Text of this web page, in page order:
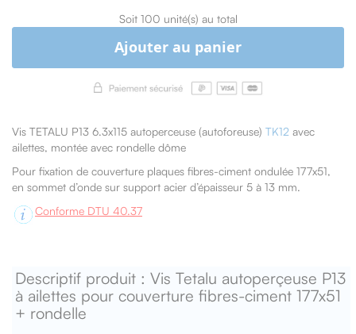
Soit 100 unité(s) au total
Ajouter au panier
Vis TETALU P13 6.3x115 autoperceuse (autoforeuse) TK12 avec
ailettes, montée avec rondelle dôme
Pour fixation de couverture plaques fibres-ciment ondulée 177x51,
en sommet d’onde sur support acier d’épaisseur 5 à 13 mm.
Conforme DTU 40.37
Descriptif produit : Vis Tetalu autoperçeuse P13
à ailettes pour couverture fibres-ciment 177x51
+ rondelle